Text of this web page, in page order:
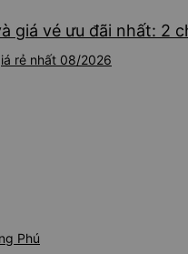
giá vé ưu đãi nhất: 2
rẻ nhất 08/2026
Phú